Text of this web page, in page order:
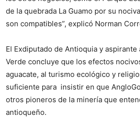
de la quebrada La Guamo por su
son compatibles”, explicó Norman
El Exdiputado de Antioquia y
Verde concluye que los efectos
aguacate, al turismo ecológico y
suficiente para insistir en que
otros pioneros de la minería que
antioqueño.